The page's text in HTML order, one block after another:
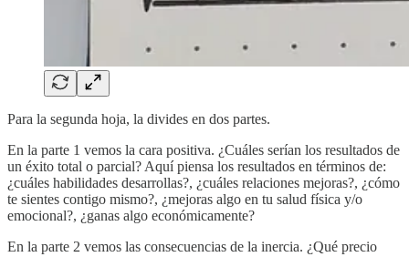
Para la segunda hoja, la divides en dos partes.
En la parte 1 vemos la cara positiva. ¿Cuáles serían los resultados de
un éxito total o parcial? Aquí piensa los resultados en términos de:
¿cuáles habilidades desarrollas?, ¿cuáles relaciones mejoras?, ¿cómo
te sientes contigo mismo?, ¿mejoras algo en tu salud física y/o
emocional?, ¿ganas algo económicamente?
En la parte 2 vemos las consecuencias de la inercia. ¿Qué precio